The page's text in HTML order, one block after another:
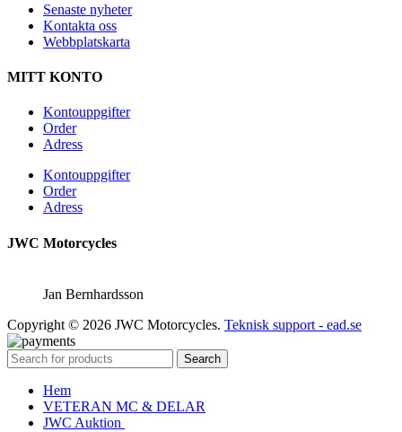
Senaste nyheter
Kontakta oss
Webbplatskarta
MITT KONTO
Kontouppgifter
Order
Adress
Kontouppgifter
Order
Adress
JWC Motorcycles
Jan Bernhardsson
Copyright © 2026 JWC Motorcycles. Teknisk support - ead.se
Search
Hem
VETERAN MC & DELAR
JWC Auktion